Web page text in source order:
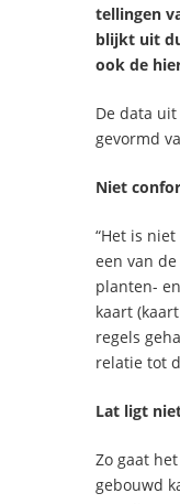
tellingen
blijkt uit
ook de
De data
gevormd
Niet
“Het is
een van
planten-
kaart
regels
relatie tot
Lat ligt
Zo gaat
gebouwd